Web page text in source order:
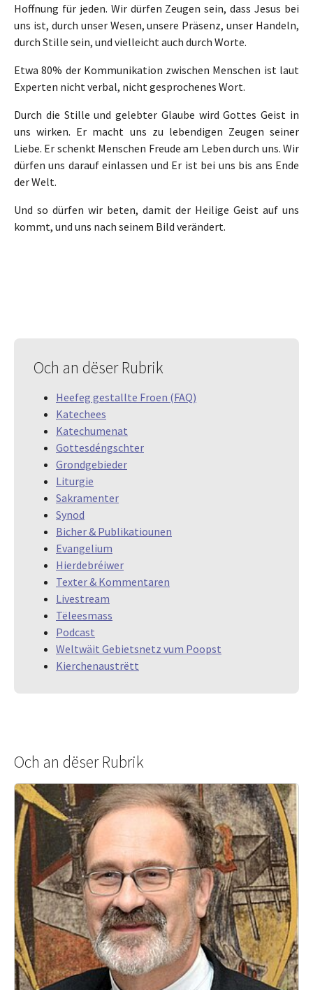
Hoffnung für jeden. Wir dürfen Zeugen sein, dass Jesus bei
uns ist, durch unser Wesen, unsere Präsenz, unser Handeln,
durch Stille sein, und vielleicht auch durch Worte.
Etwa 80% der Kommunikation zwischen Menschen ist laut
Experten nicht verbal, nicht gesprochenes Wort.
Durch die Stille und gelebter Glaube wird Gottes Geist in
uns wirken. Er macht uns zu lebendigen Zeugen seiner
Liebe. Er schenkt Menschen Freude am Leben durch uns. Wir
dürfen uns darauf einlassen und Er ist bei uns bis ans Ende
der Welt.
Und so dürfen wir beten, damit der Heilige Geist auf uns
kommt, und uns nach seinem Bild verändert.
Och an dëser Rubrik
Heefeg gestallte Froen (FAQ)
Katechees
Katechumenat
Gottesdéngschter
Grondgebieder
Liturgie
Sakramenter
Synod
Bicher & Publikatiounen
Evangelium
Hierdebréiwer
Texter & Kommentaren
Livestream
Tëleesmass
Podcast
Weltwäit Gebietsnetz vum Poopst
Kierchenaustrëtt
Och an dëser Rubrik